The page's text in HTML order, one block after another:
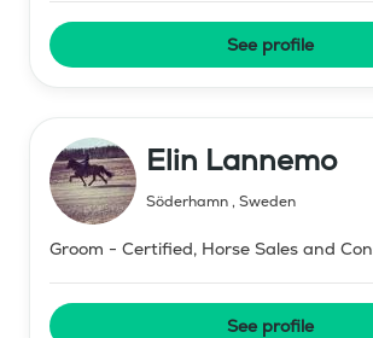
See profile
Elin Lannemo
Söderhamn, Sweden
Groom - Certified, Horse Sales and
See profile